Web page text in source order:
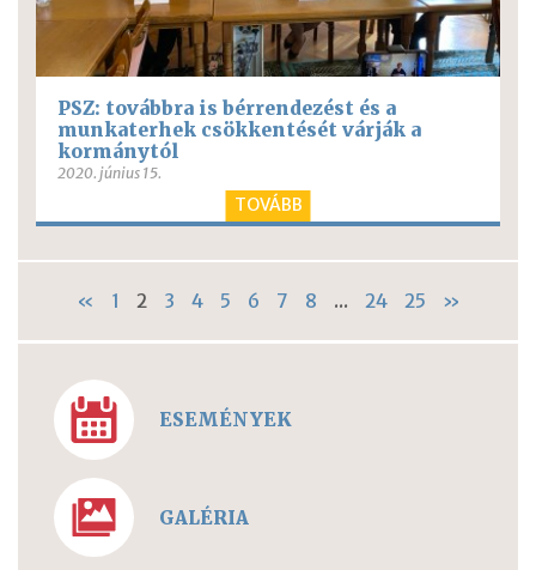
PSZ: továbbra is bérrendezést és a
munkaterhek csökkentését várják a
kormánytól
2020. június 15.
TOVÁBB
« 1 2 3 4 5 6 7 8 ... 24 25 »
ESEMÉNYEK
GALÉRIA